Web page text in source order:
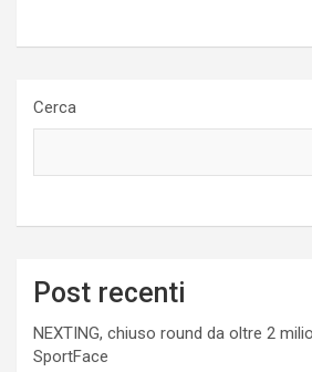
Cerca
Post recenti
NEXTING, chiuso round da oltre 2
SportFace